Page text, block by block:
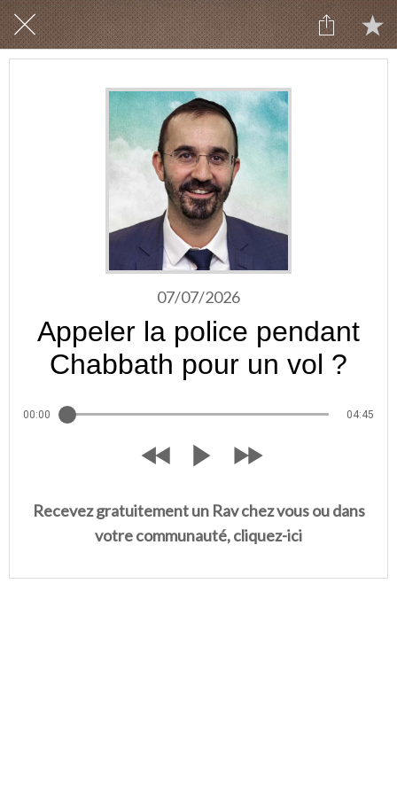
07/07/2026
Appeler la police pendant
Chabbath pour un vol ?
00:00 04:45
Recevez gratuitement un Rav chez vous ou dans
votre communauté, cliquez-ici